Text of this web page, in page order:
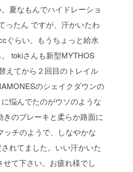
夏なもんでハイドレーショ
ったん ですが、汗かいたわ
ぐらい。もうちょっと給水
tokiさんも新型MYTHOS
えてから２回目のトレイル
のシェイクダウンの
悩んでたのがウソのような
きのブレーキと柔らか路面に
ッチのようで、しなやかな
れてました。いい汗かいた
せて下さい。お疲れ様でし